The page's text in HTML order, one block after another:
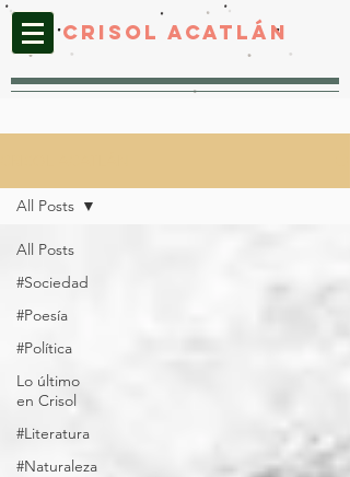
CRISOL ACATLáN
All Posts
#Sociedad
#Poesía
#Política
Lo último
en Crisol
#Literatura
#Naturaleza
All Posts